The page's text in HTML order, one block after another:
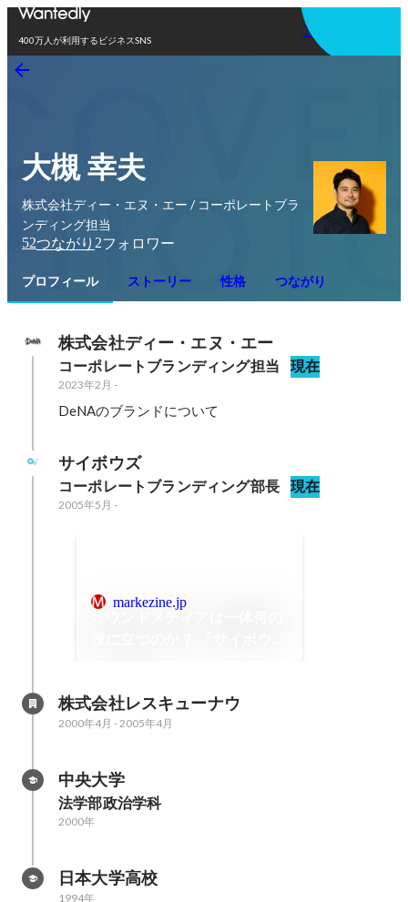
400万人が利用するビジネスSNS
アプリを使う
大槻 幸夫
株式会社ディー・エヌ・エー / コーポレートブラ
ンディング担当
52つながり 2フォロワー
プロフィール ストーリー 性格 つながり
株式会社ディー・エヌ・エー
コーポレートブランディング担当 現在
2023年2月 -
DeNAのブランドについて
サイボウズ
コーポレートブランディング部長 現在
2005年5月 -
markezine.jp
株式会社レスキューナウ
2000年4月 -2005年4月
中央大学
法学部政治学科
2000年
日本大学高校
1994年